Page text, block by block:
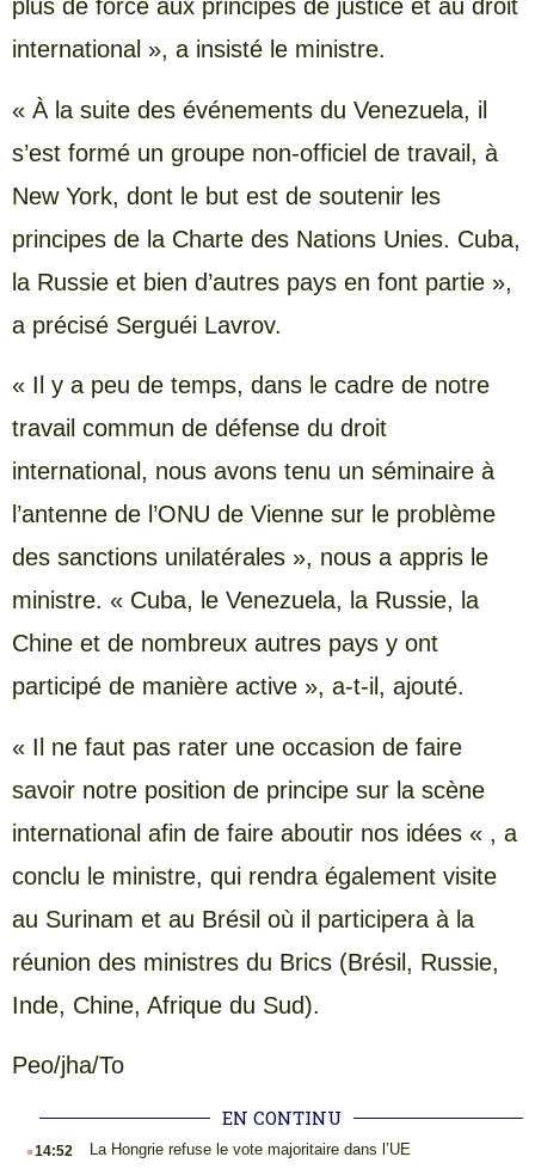
plus de force aux principes de justice et au droit
international », a insisté le ministre.
« À la suite des événements du Venezuela, il
s’est formé un groupe non-officiel de travail, à
New York, dont le but est de soutenir les
principes de la Charte des Nations Unies. Cuba,
la Russie et bien d’autres pays en font partie »,
a précisé Serguéi Lavrov.
« Il y a peu de temps, dans le cadre de notre
travail commun de défense du droit
international, nous avons tenu un séminaire à
l’antenne de l’ONU de Vienne sur le problème
des sanctions unilatérales », nous a appris le
ministre. « Cuba, le Venezuela, la Russie, la
Chine et de nombreux autres pays y ont
participé de manière active », a-t-il, ajouté.
« Il ne faut pas rater une occasion de faire
savoir notre position de principe sur la scène
international afin de faire aboutir nos idées « , a
conclu le ministre, qui rendra également visite
au Surinam et au Brésil où il participera à la
réunion des ministres du Brics (Brésil, Russie,
Inde, Chine, Afrique du Sud).
Peo/jha/To
EN CONTINU
.14:52 La Hongrie refuse le vote majoritaire dans l’UE